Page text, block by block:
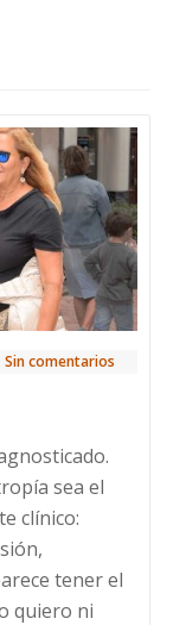
Sin comentarios
sea el
clínico:
tener el
quiero ni